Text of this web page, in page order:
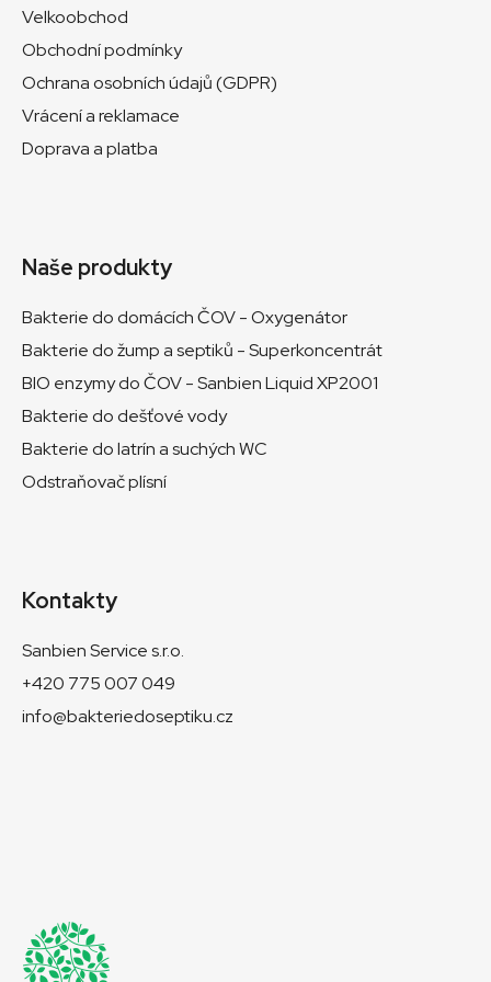
Velkoobchod
Obchodní podmínky
Ochrana osobních údajů (GDPR)
Vrácení a reklamace
Doprava a platba
Naše produkty
Bakterie do domácích ČOV - Oxygenátor
Bakterie do žump a septiků - Superkoncentrát
BIO enzymy do ČOV - Sanbien Liquid XP2001
Bakterie do dešťové vody
Bakterie do latrín a suchých WC
Odstraňovač plísní
Kontakty
Sanbien Service s.r.o.
+420 775 007 049
info@bakteriedoseptiku.cz